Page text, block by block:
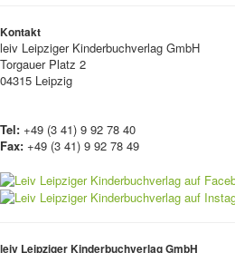
Kontakt
leiv Leipziger Kinderbuchverlag GmbH
Torgauer Platz 2
04315 Leipzig
Tel: +49 (3 41) 9 92 78 40
Fax: +49 (3 41) 9 92 78 49
leiv Leipziger Kinderbuchverlag GmbH